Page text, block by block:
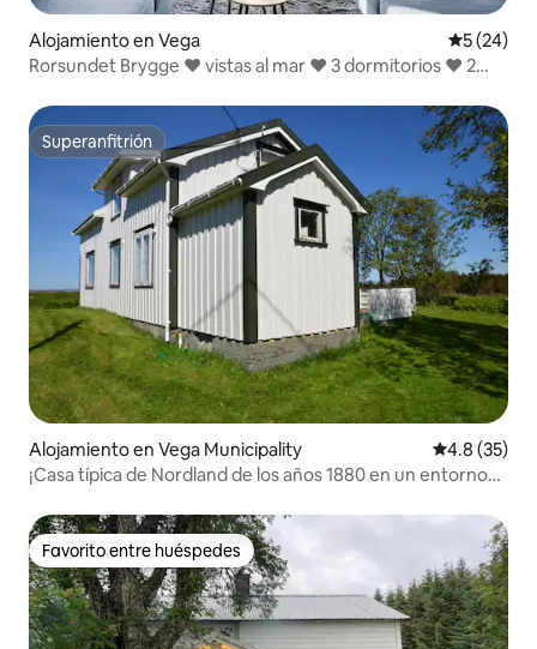
Alojamiento en Vega
5 (24)
Rorsundet Brygge ♥ vistas al mar ♥ 3 dormitorios ♥ 2
Superanfitrión
Superanfitrión
Alojamiento en Vega Municipality Calificación
4.8 (35)
¡Casa típica de Nordland de los años 1880 en un entorno
Favorito entre huéspedes
Favorito entre huéspedes